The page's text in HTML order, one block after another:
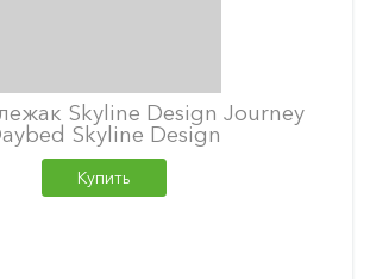
Skyline Design Journey
Skyline Design
Купить